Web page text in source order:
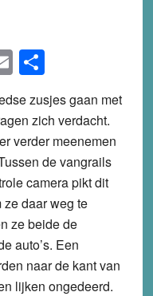
EmailShare
zusjes gaan met
zich verdacht.
verder meenemen
de vangrails
camera pikt dit
daar weg te
ze beide de
auto’s. Een
naar de kant van
lijken ongedeerd.